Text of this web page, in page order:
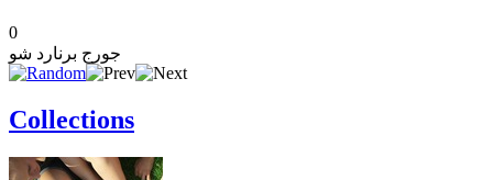
0
جورج برنارد شو
Collections